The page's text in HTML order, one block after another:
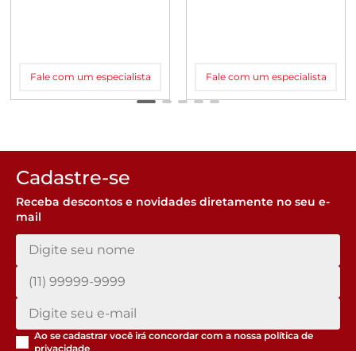
Fale com um especialista Fale com um especialista
Cadastre-se
Receba descontos e novidades diretamente no seu e-
mail
Ao se cadastrar você irá concordar com a nossa política de
privacidade